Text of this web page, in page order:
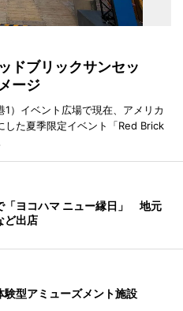
ドブリックサンセッ
ージ
）イベント広場で現在、アメリカ
した夏季限定イベント「Red Brick
「ヨコハマ ニュー縁日」 地元
ど出店
験型アミューズメント施設